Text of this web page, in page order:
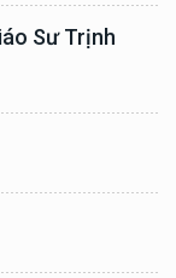
Sư Trịnh